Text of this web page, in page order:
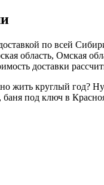
по всей
область, Омская
доставки
круглый год?
под ключ в